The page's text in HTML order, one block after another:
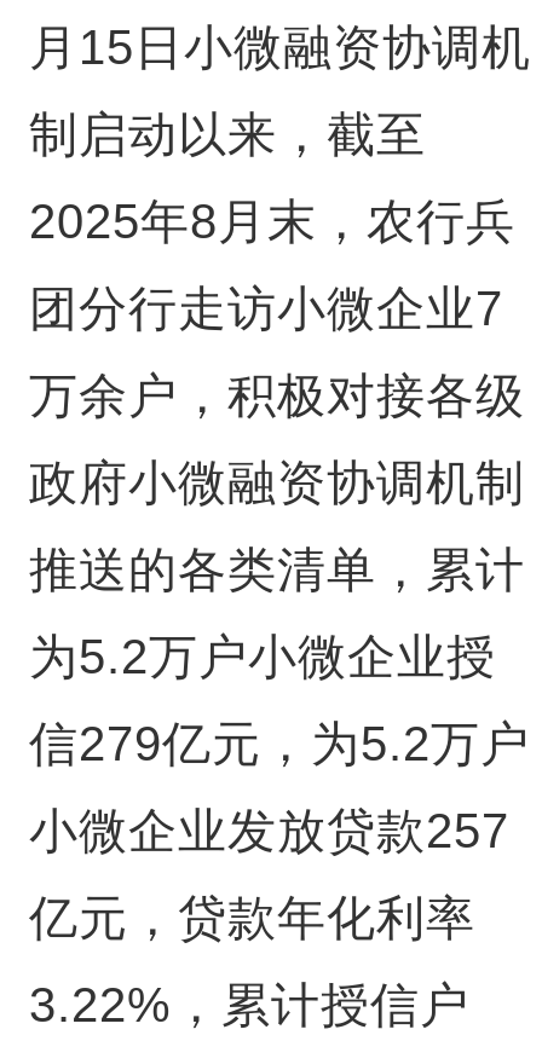
月15日小微融资协调机
制启动以来，截至
2025年8月末，农行兵
团分行走访小微企业7
万余户，积极对接各级
政府小微融资协调机制
推送的各类清单，累计
为5.2万户小微企业授
信279亿元，为5.2万户
小微企业发放贷款257
亿元，贷款年化利率
3.22%，累计授信户